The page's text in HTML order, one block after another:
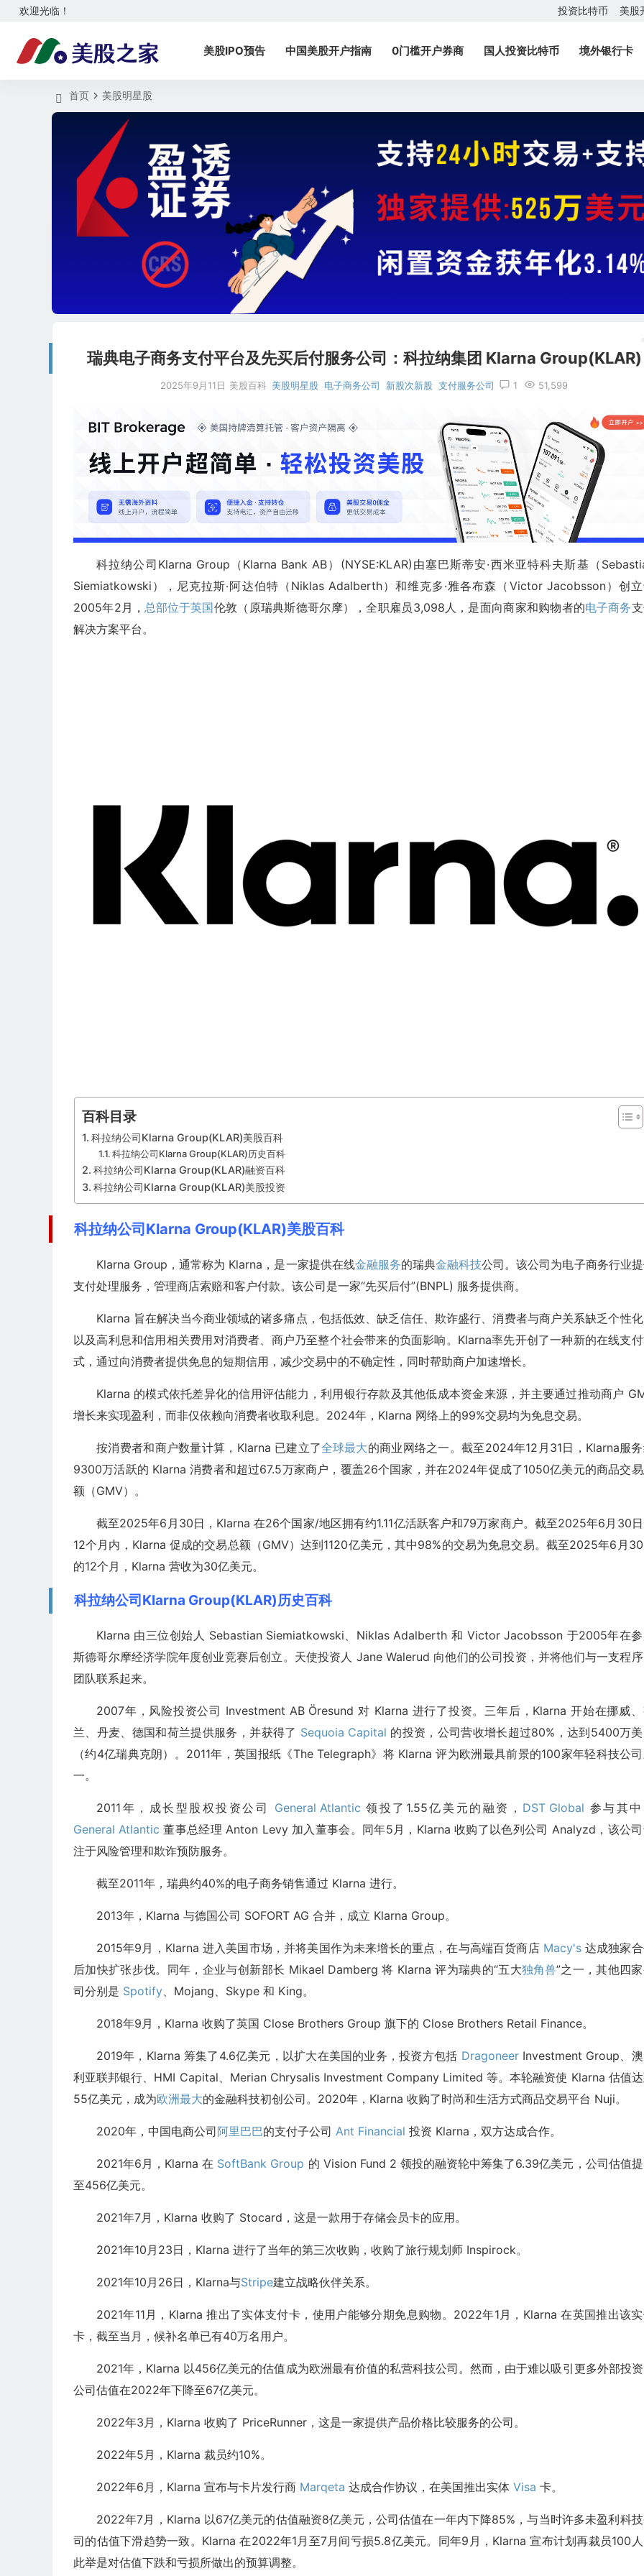
欢迎光临！ 投资比特币 美股
美股IPO预告 中国美股开户指南 0门槛开户券商 国人投资比特币 境外银行卡
首页 美股明星股
瑞典电子商务支付平台及先买后付服务公司：科拉纳集团 Klarna Group(KLAR)
2025年9月11日 美股百科 美股明星股 电子商务公司 新股次新股 支付服务公司 1 51,599
科拉纳公司Klarna Group（Klarna Bank AB）(NYSE:KLAR)由塞巴斯蒂安·西米亚特科夫斯基（
Siemiatkowski），尼克拉斯·阿达伯特（Niklas Adalberth）和维克多·雅各布森（Victor Jacobsson）创
2005年2月， 总部位于英国伦敦（原瑞典斯德哥尔摩），全职雇员3,098人，是面向商家和购物者的电子商务
解决方案平台。
百科目录
科拉纳公司Klarna Group(KLAR)美股百科
科拉纳公司Klarna Group(KLAR)历史百科
科拉纳公司Klarna Group(KLAR)融资百科
科拉纳公司Klarna Group(KLAR)美股投资
科拉纳公司Klarna Group(KLAR)美股百科
Klarna Group，通常称为 Klarna，是一家提供在线金融服务的瑞典金融科技公司。该公司为电子商务行业
支付处理服务，管理商店索赔和客户付款。该公司是一家“先买后付”(BNPL) 服务提供商。
Klarna 旨在解决当今商业领域的诸多痛点，包括低效、缺乏信任、欺诈盛行、消费者与商户关系缺乏个性
以及高利息和信用相关费用对消费者、商户乃至整个社会带来的负面影响。Klarna率先开创了一种新的在线支
式，通过向消费者提供免息的短期信用，减少交易中的不确定性，同时帮助商户加速增长。
Klarna 的模式依托差异化的信用评估能力，利用银行存款及其他低成本资金来源，并主要通过推动商户
增长来实现盈利，而非仅依赖向消费者收取利息。2024年，Klarna 网络上的99%交易均为免息交易。
按消费者和商户数量计算，Klarna 已建立了全球最大的商业网络之一。截至2024年12月31日，Klarna服
9300万活跃的 Klarna 消费者和超过67.5万家商户，覆盖26个国家，并在2024年促成了1050亿美元的商品交
额（GMV）。
截至2025年6月30日，Klarna 在26个国家/地区拥有约1.11亿活跃客户和79万家商户。截至2025年6月30
12个月内，Klarna 促成的交易总额（GMV）达到1120亿美元，其中98%的交易为免息交易。截至2025年6月
的12个月，Klarna 营收为30亿美元。
科拉纳公司Klarna Group(KLAR)历史百科
Klarna 由三位创始人 Sebastian Siemiatkowski、Niklas Adalberth 和 Victor Jacobsson 于2005年在
斯德哥尔摩经济学院年度创业竞赛后创立。天使投资人 Jane Walerud 向他们的公司投资，并将他们与一支程
团队联系起来。
2007年，风险投资公司 Investment AB Öresund 对 Klarna 进行了投资。三年后，Klarna 开始在挪威
兰、丹麦、德国和荷兰提供服务，并获得了 Sequoia Capital 的投资，公司营收增长超过80%，达到5400万
（约4亿瑞典克朗）。2011年，英国报纸《The Telegraph》将 Klarna 评为欧洲最具前景的100家年轻科技公
一。
2011年，成长型股权投资公司 General Atlantic 领投了1.55亿美元的融资， DST Global 参与其
General Atlantic 董事总经理 Anton Levy 加入董事会。同年5月，Klarna 收购了以色列公司 Analyzd，该公
注于风险管理和欺诈预防服务。
截至2011年，瑞典约40%的电子商务销售通过 Klarna 进行。
2013年，Klarna 与德国公司 SOFORT AG 合并，成立 Klarna Group。
2015年9月，Klarna 进入美国市场，并将美国作为未来增长的重点，在与高端百货商店 Macy's达成独家
后加快扩张步伐。同年，企业与创新部长 Mikael Damberg 将 Klarna 评为瑞典的“五大独角兽”之一，其他四
司分别是 Spotify、Mojang、Skype 和 King。
2018年9月，Klarna 收购了英国 Close Brothers Group 旗下的 Close Brothers Retail Finance。
2019年，Klarna 筹集了4.6亿美元，以扩大在美国的业务，投资方包括 DragoneerInvestment Group、
利亚联邦银行、HMI Capital、Merian Chrysalis Investment Company Limited 等。本轮融资使 Klarna 估值
55亿美元，成为欧洲最大的金融科技初创公司。2020年，Klarna 收购了时尚和生活方式商品交易平台 Nuji。
2020年，中国电商公司阿里巴巴的支付子公司 Ant Financial 投资 Klarna，双方达成合作。
2021年6月，Klarna 在 SoftBank Group 的 Vision Fund 2 领投的融资轮中筹集了6.39亿美元，公司估值
至456亿美元。
2021年7月，Klarna 收购了 Stocard，这是一款用于存储会员卡的应用。
2021年10月23日，Klarna 进行了当年的第三次收购，收购了旅行规划师 Inspirock。
2021年10月26日，Klarna与Stripe建立战略伙伴关系。
2021年11月，Klarna 推出了实体支付卡，使用户能够分期免息购物。2022年1月，Klarna 在英国推出该
卡，截至当月，候补名单已有40万名用户。
2021年，Klarna 以456亿美元的估值成为欧洲最有价值的私营科技公司。然而，由于难以吸引更多外部投
公司估值在2022年下降至67亿美元。
2022年3月，Klarna 收购了 PriceRunner，这是一家提供产品价格比较服务的公司。
2022年5月，Klarna 裁员约10%。
2022年6月，Klarna 宣布与卡片发行商 Marqeta 达成合作协议，在美国推出实体 Visa 卡。
2022年7月，Klarna 以67亿美元的估值融资8亿美元，公司估值在一年内下降85%，与当时许多未盈利科
司的估值下滑趋势一致。Klarna 在2022年1月至7月间亏损5.8亿美元。同年9月，Klarna 宣布计划再裁员100
此举是对估值下跌和亏损所做出的预算调整。